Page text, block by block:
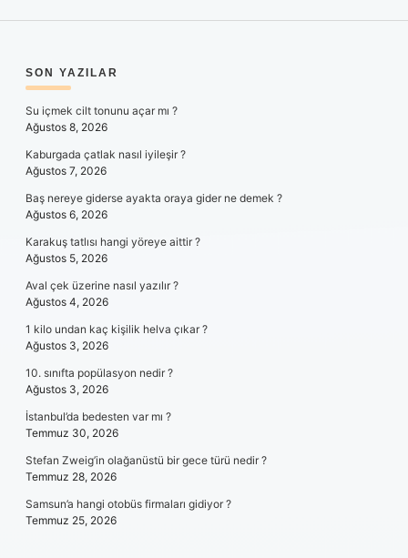
SIDEBAR
SON YAZILAR
Su içmek cilt tonunu açar mı ?
Ağustos 8, 2026
Kaburgada çatlak nasıl iyileşir ?
Ağustos 7, 2026
Baş nereye giderse ayakta oraya gider ne demek ?
Ağustos 6, 2026
Karakuş tatlısı hangi yöreye aittir ?
Ağustos 5, 2026
Aval çek üzerine nasıl yazılır ?
Ağustos 4, 2026
1 kilo undan kaç kişilik helva çıkar ?
Ağustos 3, 2026
10. sınıfta popülasyon nedir ?
Ağustos 3, 2026
İstanbul’da bedesten var mı ?
Temmuz 30, 2026
Stefan Zweig’in olağanüstü bir gece türü nedir ?
Temmuz 28, 2026
Samsun’a hangi otobüs firmaları gidiyor ?
Temmuz 25, 2026